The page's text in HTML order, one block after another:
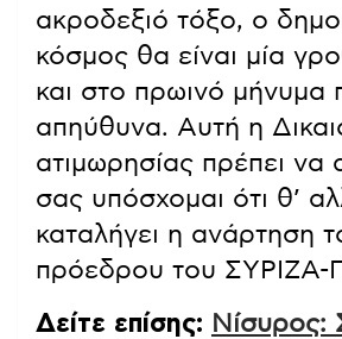
ακροδεξιό τόξο, ο
κόσμος θα είναι μία
και στο πρωινό μήνυμα
απηύθυνα. Αυτή η
ατιμωρησίας πρέπει να
σας υπόσχομαι ότι θ’
καταλήγει η ανάρτηση
πρόεδρου του ΣΥΡΙΖΑ-
Δείτε επίσης: Νίσυρος: